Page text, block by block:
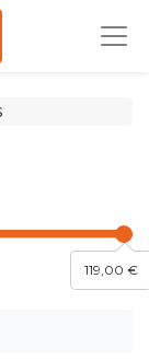
119,00 €